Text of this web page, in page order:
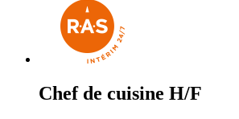
Chef de cuisine H/F